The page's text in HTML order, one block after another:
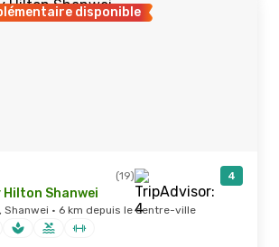
disponible
(19) 4
Hilton Shanwei
· 6 km depuis le centre-ville